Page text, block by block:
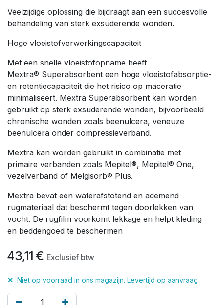
Veelzijdige oplossing die bijdraagt aan een succesvolle
behandeling van sterk exsuderende wonden.
Hoge vloeistofverwerkingscapaciteit
Met een snelle vloeistofopname heeft
Mextra® Superabsorbent een hoge vloeistofabsorptie-
en retentiecapaciteit die het risico op maceratie
minimaliseert. Mextra Superabsorbent kan worden
gebruikt op sterk exsuderende wonden, bijvoorbeeld
chronische wonden zoals beenulcera, veneuze
beenulcera onder compressieverband.
Mextra kan worden gebruikt in combinatie met
primaire verbanden zoals Mepitel®, Mepitel® One,
vezelverband of Melgisorb® Plus.
Mextra bevat een waterafstotend en ademend
rugmateriaal dat beschermt tegen doorlekken van
vocht. De rugfilm voorkomt lekkage en helpt kleding
en beddengoed te beschermen
43,11 € Exclusief btw
✕ Niet op voorraad in ons magazijn. Levertijd op aanvraag